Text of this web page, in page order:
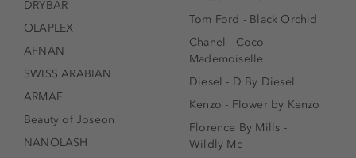
DRYBAR
OLAPLEX
AFNAN
SWISS ARABIAN
ARMAF
Beauty of Joseon
NANOLASH
Tom Ford - Black Orchid
Chanel - Coco
Mademoiselle
Diesel - D By Diesel
Kenzo - Flower by Kenzo
Florence By Mills -
Wildly Me